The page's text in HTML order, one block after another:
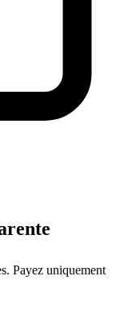
Payez uniquement